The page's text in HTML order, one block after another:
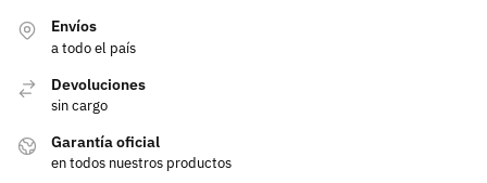
Envíos
a todo el país
Devoluciones
sin cargo
Garantía oficial
en todos nuestros productos